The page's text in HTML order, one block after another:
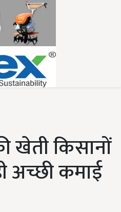
खेती किसानों
अच्छी कमाई